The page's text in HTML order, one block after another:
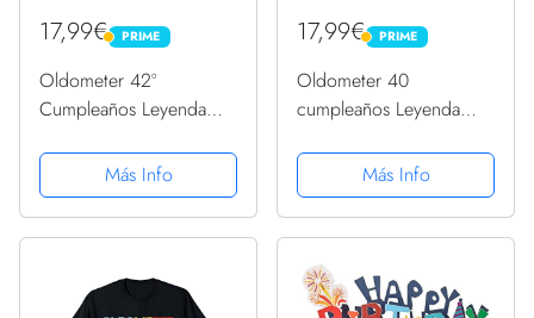
17,99€ PRIME
PRIME
Oldometer 42º
Cumpleaños Leyenda
CamisetaMás Info
17,99€ PRIME
PRIME
Oldometer 40
cumpleaños Leyenda
CamisetaMás Info